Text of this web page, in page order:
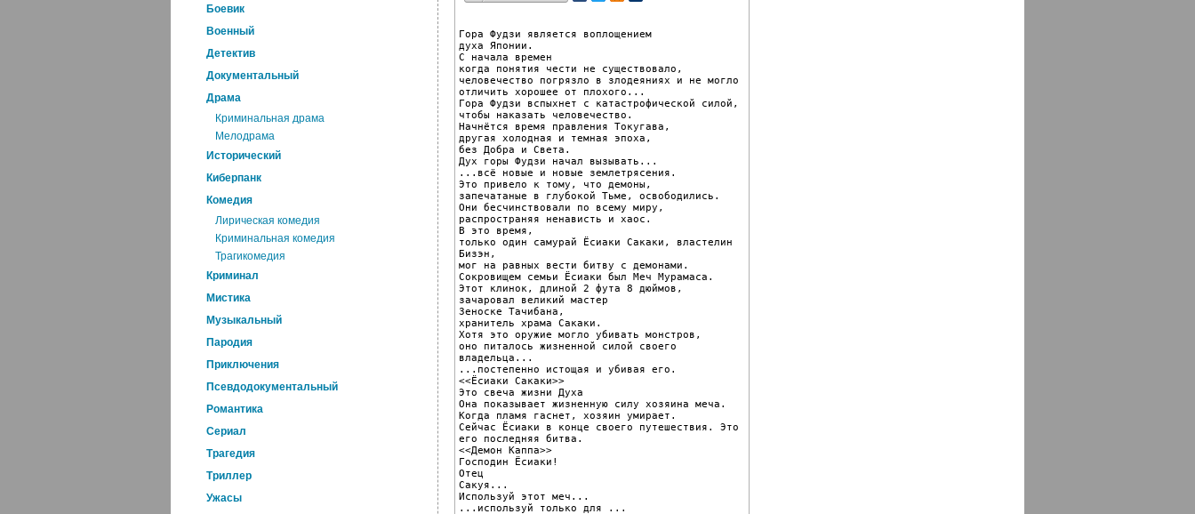
Боевик
Военный
Детектив
Документальный
Драма
Криминальная драма
Мелодрама
Исторический
Киберпанк
Комедия
Лирическая комедия
Криминальная комедия
Трагикомедия
Криминал
Мистика
Музыкальный
Пародия
Приключения
Псевдодокументальный
Романтика
Cериал
Трагедия
Триллер
Ужасы
Гора Фудзи является воплощением
духа Японии.
С начала времен
когда понятия чести не существовало,
человечество погрязло в злодеяниях и не могло
отличить хорошее от плохого...
Гора Фудзи вспыхнет с катастрофической силой,
чтобы наказать человечество.
Начнётся время правления Токугава,
другая холодная и темная эпоха,
без Добра и Света.
Дух горы Фудзи начал вызывать...
...всё новые и новые землетрясения.
Это привело к тому, что демоны,
запечатаные в глубокой Тьме, освободились.
Они бесчинствовали по всему миру,
распространяя ненависть и хаос.
В это время,
только один самурай Ёсиаки Сакаки, властелин
Бизэн,
мог на равных вести битву с демонами.
Сокровищем семьи Ёсиаки был Меч Мурамаса.
Этот клинок, длиной 2 фута 8 дюймов,
зачаровал великий мастер
Зеноске Тачибана,
хранитель храма Сакаки.
Хотя это оружие могло убивать монстров,
оно питалось жизненной силой своего
владельца...
...постепенно истощая и убивая его.
<<Ёсиаки Сакаки>>
Это свеча жизни Духа
Она показывает жизненную силу хозяина меча.
Когда пламя гаснет, хозяин умирает.
Сейчас Ёсиаки в конце своего путешествия. Это
его последняя битва.
<<Демон Каппа>>
Господин Ёсиаки!
Отец
Сакуя...
Используй этот меч...
...используй только для ...